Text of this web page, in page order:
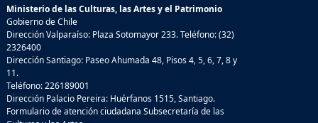
Ministerio de las Culturas, las Artes y el Patrimonio
Gobierno de Chile
Dirección Valparaíso: Plaza Sotomayor 233. Teléfono: (32)
2326400
Dirección Santiago: Paseo Ahumada 48, Pisos 4, 5, 6, 7, 8 y
11.
Teléfono: 226189001
Dirección Palacio Pereira: Huérfanos 1515, Santiago.
Formulario de atención ciudadana Subsecretaría de las